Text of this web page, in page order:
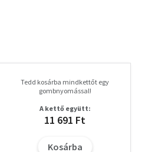
Tedd kosárba mindkettőt egy
gombnyomással!
A kettő együtt:
11 691 Ft
Kosárba